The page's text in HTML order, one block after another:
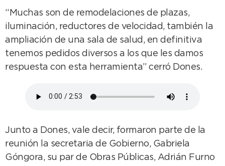
“Muchas son de remodelaciones de plazas,
iluminación, reductores de velocidad, también la
ampliación de una sala de salud, en definitiva
tenemos pedidos diversos a los que les damos
respuesta con esta herramienta” cerró Dones.
Junto a Dones, vale decir, formaron parte de la
reunión la secretaria de Gobierno, Gabriela
Góngora, su par de Obras Públicas, Adrián Furno